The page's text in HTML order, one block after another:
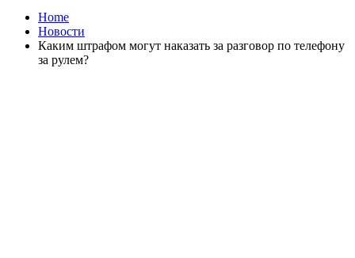
Home
Новости
Каким штрафом могут наказать за разговор по телефону
за рулем?